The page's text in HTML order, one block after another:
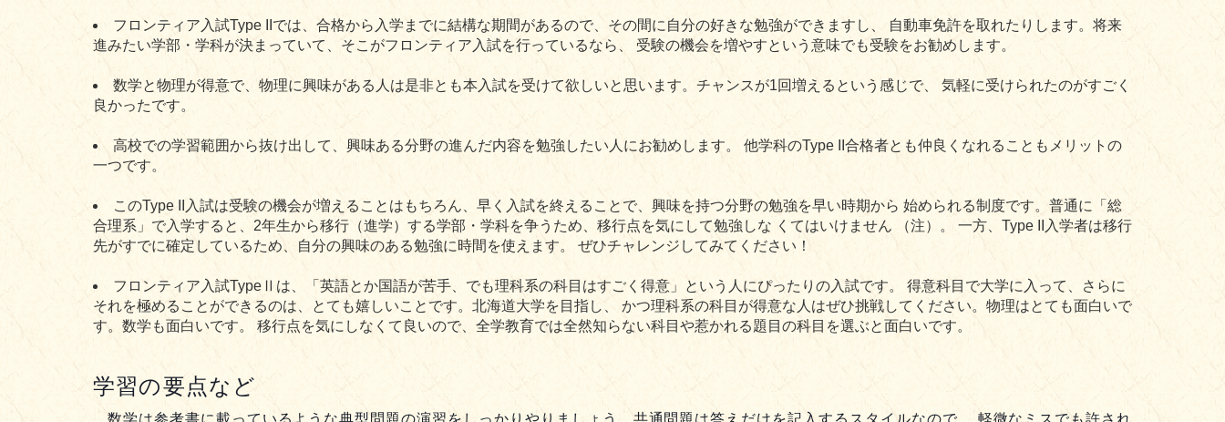
フロンティア入試Type IIでは、合格から入学までに結構な期間があるので、その間に自分の好きな勉強ができますし、 自動車免許を取れたりします。将来
進みたい学部・学科が決まっていて、そこがフロンティア入試を行っているなら、 受験の機会を増やすという意味でも受験をお勧めします。
数学と物理が得意で、物理に興味がある人は是非とも本入試を受けて欲しいと思います。チャンスが1回増えるという感じで、 気軽に受けられたのがすごく
良かったです。
高校での学習範囲から抜け出して、興味ある分野の進んだ内容を勉強したい人にお勧めします。 他学科のType II合格者とも仲良くなれることもメリットの
一つです。
このType II入試は受験の機会が増えることはもちろん、早く入試を終えることで、興味を持つ分野の勉強を早い時期から 始められる制度です。普通に「総
合理系」で入学すると、2年生から移行（進学）する学部・学科を争うため、移行点を気にして勉強しな くてはいけません （注）。 一方、Type II入学者は移行
先がすでに確定しているため、自分の興味のある勉強に時間を使えます。 ぜひチャレンジしてみてください！
フロンティア入試TypeⅡは、「英語とか国語が苦手、でも理科系の科目はすごく得意」という人にぴったりの入試です。 得意科目で大学に入って、さらに
それを極めることができるのは、とても嬉しいことです。北海道大学を目指し、 かつ理科系の科目が得意な人はぜひ挑戦してください。物理はとても面白いで
す。数学も面白いです。 移行点を気にしなくて良いので、全学教育では全然知らない科目や惹かれる題目の科目を選ぶと面白いです。
学習の要点など
数学は参考書に載っているような典型問題の演習をしっかりやりましょう。共通問題は答えだけを記入するスタイルなので、 軽微なミスでも許され